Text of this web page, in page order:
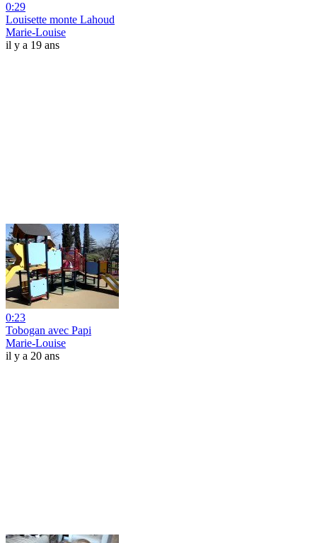
0:29
Louisette monte Lahoud
Marie-Louise
il y a 19 ans
0:23
Tobogan avec Papi
Marie-Louise
il y a 20 ans